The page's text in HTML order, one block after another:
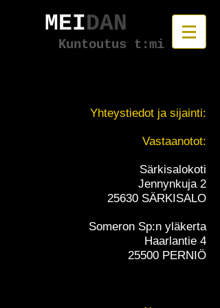
MEIDAN
Kuntoutus t:mi
Yhteystiedot ja sijainti:
Vastaanotot:
Särkisalokoti
Jennynkuja 2
25630 SÄRKISALO
Someron Sp:n yläkerta
Haarlantie 4
25500 PERNIÖ